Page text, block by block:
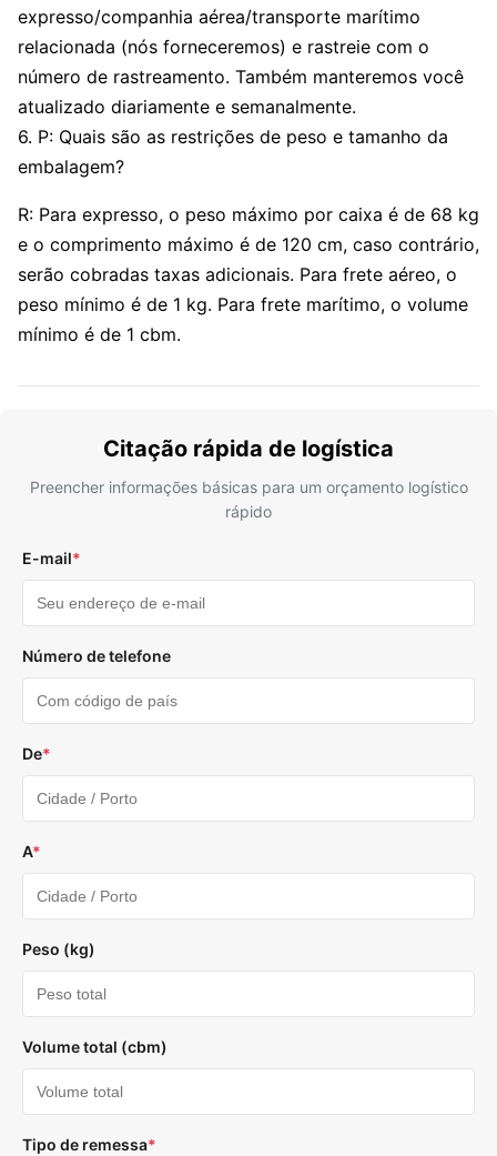
expresso/companhia aérea/transporte marítimo
relacionada (nós forneceremos) e rastreie com o
número de rastreamento. Também manteremos você
atualizado diariamente e semanalmente.
6. P: Quais são as restrições de peso e tamanho da
embalagem?
R: Para expresso, o peso máximo por caixa é de 68 kg
e o comprimento máximo é de 120 cm, caso contrário,
serão cobradas taxas adicionais. Para frete aéreo, o
peso mínimo é de 1 kg. Para frete marítimo, o volume
mínimo é de 1 cbm.
Citação rápida de logística
Preencher informações básicas para um orçamento logístico
rápido
E-mail*
Número de telefone
De*
A*
Peso (kg)
Volume total (cbm)
Tipo de remessa*